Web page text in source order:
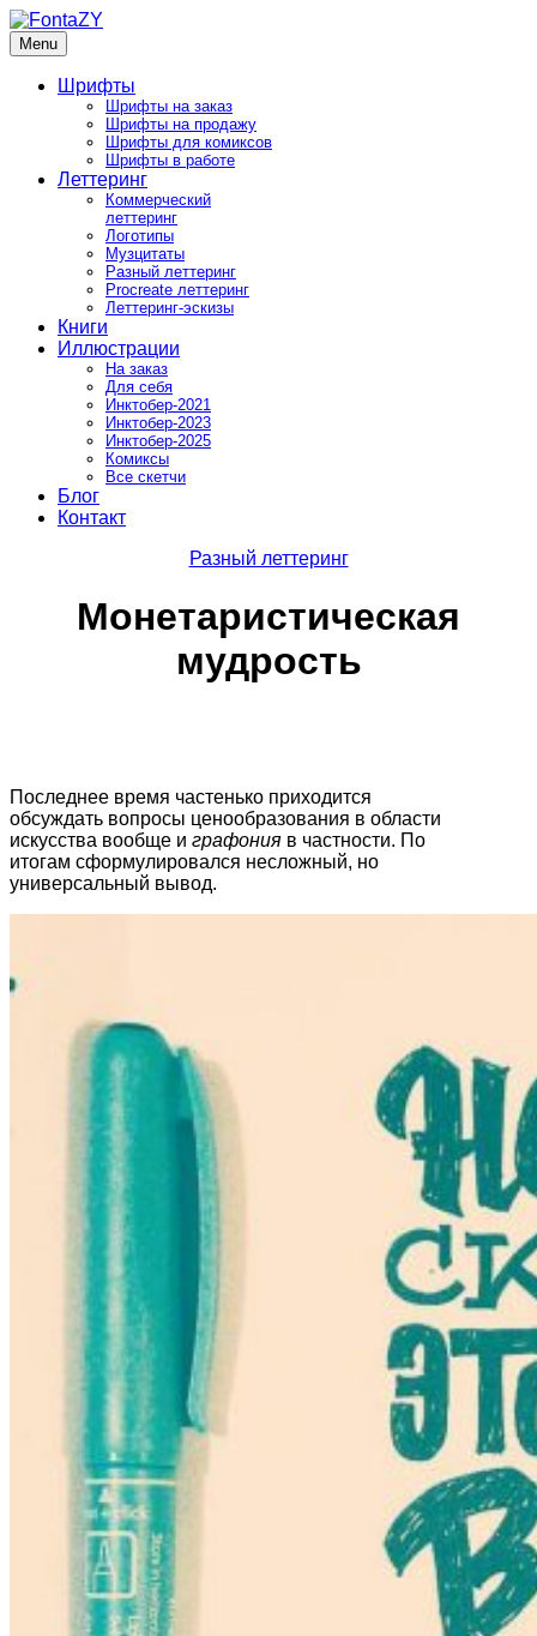
Skip
to
content
FontaZY
Fonts and pictures by Zakhar Yaschin
Menu
Шрифты
Шрифты на заказ
Шрифты на продажу
Шрифты для комиксов
Шрифты в работе
Леттеринг
Коммерческий
леттеринг
Логотипы
Музцитаты
Разный леттеринг
Procreate леттеринг
Леттеринг-эскизы
Книги
Иллюстрации
На заказ
Для себя
Инктобер-2021
Инктобер-2023
Инктобер-2025
Комиксы
Все скетчи
Блог
Контакт
Разный леттеринг
Монетаристическая
мудрость
Последнее время частенько приходится
обсуждать вопросы ценообразования в области
искусства вообще и графония в частности. По
итогам сформулировался несложный, но
универсальный вывод.